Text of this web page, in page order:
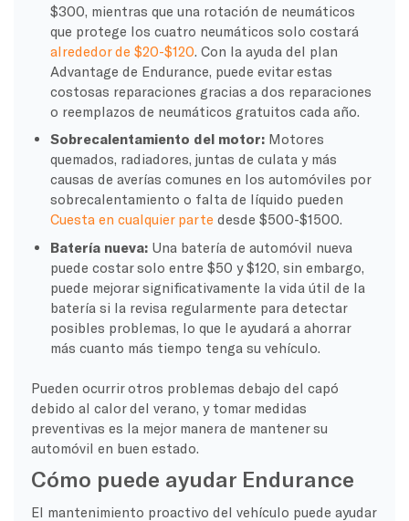
$300, mientras que una rotación de neumáticos
que protege los cuatro neumáticos solo costará
alrededor de $20-$120 . Con la ayuda del plan
Advantage de Endurance, puede evitar estas
costosas reparaciones gracias a dos reparaciones
o reemplazos de neumáticos gratuitos cada año.
Sobrecalentamiento del motor: Motores
quemados, radiadores, juntas de culata y más
causas de averías comunes en los automóviles por
sobrecalentamiento o falta de líquido pueden
Cuesta en cualquier parte desde $500-$1500.
Batería nueva: Una batería de automóvil nueva
puede costar solo entre $50 y $120, sin embargo,
puede mejorar significativamente la vida útil de la
batería si la revisa regularmente para detectar
posibles problemas, lo que le ayudará a ahorrar
más cuanto más tiempo tenga su vehículo.
Pueden ocurrir otros problemas debajo del capó
debido al calor del verano, y tomar medidas
preventivas es la mejor manera de mantener su
automóvil en buen estado.
Cómo puede ayudar Endurance
El mantenimiento proactivo del vehículo puede ayudar